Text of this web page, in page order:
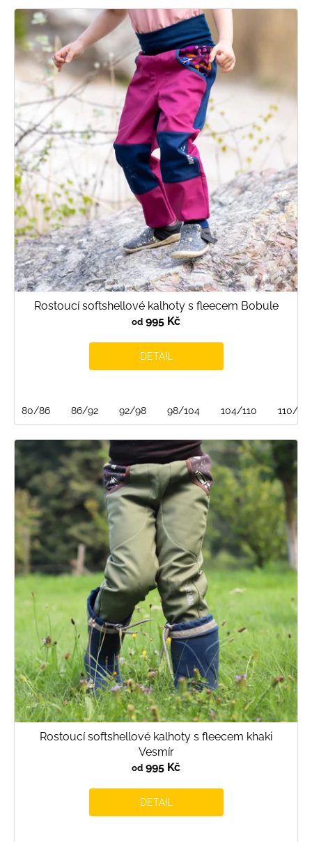
Rostoucí softshellové kalhoty s fleecem Bobule
od 995 Kč
DETAIL
80/86 86/92 92/98 98/104 104/110 110/116
Rostoucí softshellové kalhoty s fleecem khaki
Vesmír
od 995 Kč
DETAIL